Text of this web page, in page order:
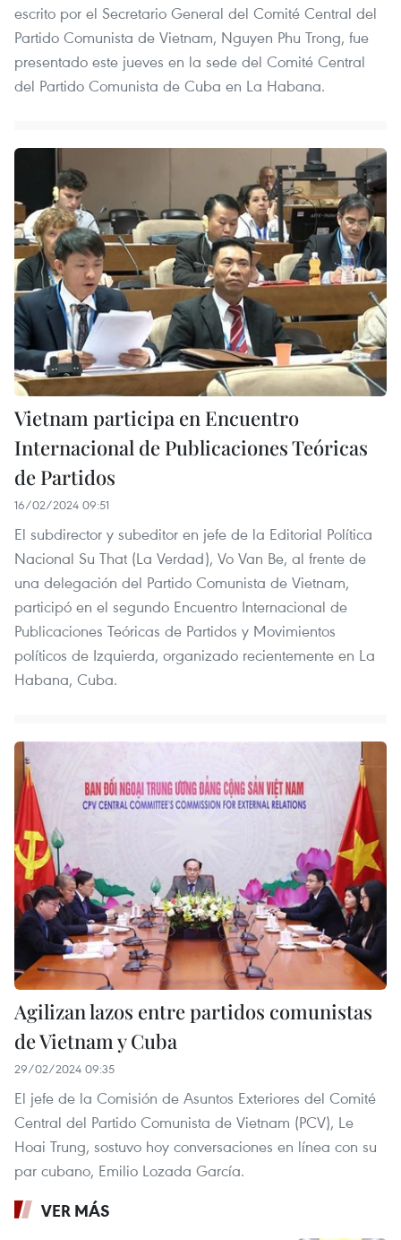
escrito por el Secretario General del Comité Central del
Partido Comunista de Vietnam, Nguyen Phu Trong, fue
presentado este jueves en la sede del Comité Central
del Partido Comunista de Cuba en La Habana.
Vietnam participa en Encuentro
Internacional de Publicaciones Teóricas
de Partidos
16/02/2024 09:51
El subdirector y subeditor en jefe de la Editorial Política
Nacional Su That (La Verdad), Vo Van Be, al frente de
una delegación del Partido Comunista de Vietnam,
participó en el segundo Encuentro Internacional de
Publicaciones Teóricas de Partidos y Movimientos
políticos de Izquierda, organizado recientemente en La
Habana, Cuba.
Agilizan lazos entre partidos comunistas
de Vietnam y Cuba
29/02/2024 09:35
El jefe de la Comisión de Asuntos Exteriores del Comité
Central del Partido Comunista de Vietnam (PCV), Le
Hoai Trung, sostuvo hoy conversaciones en línea con su
par cubano, Emilio Lozada García.
VER MÁS